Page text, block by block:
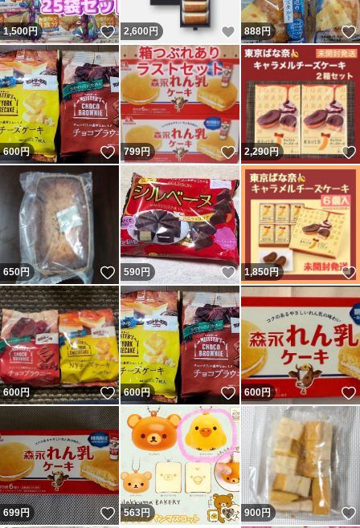
激安
訳あり
限定
皆様から多くの応援、ご指導を
いただき日々∞感謝しております
限りある命、かけがえのない日々
を大事にしていきます
◯TERUTERU
イチオシ逸品☆
つい買いすぎたもの
ローリングストック
等を出品中
TERUTERUお買得品
※写真や説明の無断転載禁止
TERUTERU
1,500円 いいね！
2,600 円 いいね！
888円
600円 いいね！
799円 いいね！
2,290円
650円 いいね！
590円 いいね！
1,850円
600円 いいね！
600円 いいね！
600円
699円 いいね！
563円 いいね！
900円